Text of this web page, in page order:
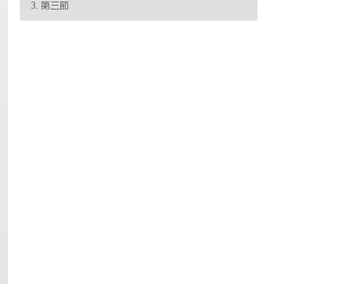
3. 第三節